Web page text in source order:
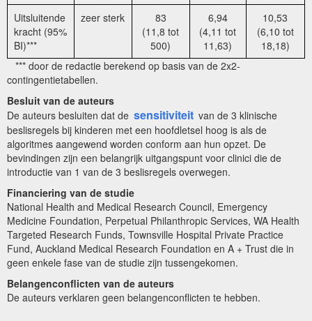
Uitsluitende
kracht (95%
BI)***
zeer sterk
83
(11,8 tot
500)
6,94
(4,11 tot
11,63)
10,53
(6,10 tot
18,18)
*** door de redactie berekend op basis van de 2x2-
contingentietabellen.
Besluit van de auteurs
De auteurs besluiten dat de sensitiviteit van de 3 klinische
beslisregels bij kinderen met een hoofdletsel hoog is als de
algoritmes aangewend worden conform aan hun opzet. De
bevindingen zijn een belangrijk uitgangspunt voor clinici die de
introductie van 1 van de 3 beslisregels overwegen.
Financiering van de studie
National Health and Medical Research Council, Emergency
Medicine Foundation, Perpetual Philanthropic Services, WA Health
Targeted Research Funds, Townsville Hospital Private Practice
Fund, Auckland Medical Research Foundation en A + Trust die in
geen enkele fase van de studie zijn tussengekomen.
Belangenconflicten van de auteurs
De auteurs verklaren geen belangenconflicten te hebben.